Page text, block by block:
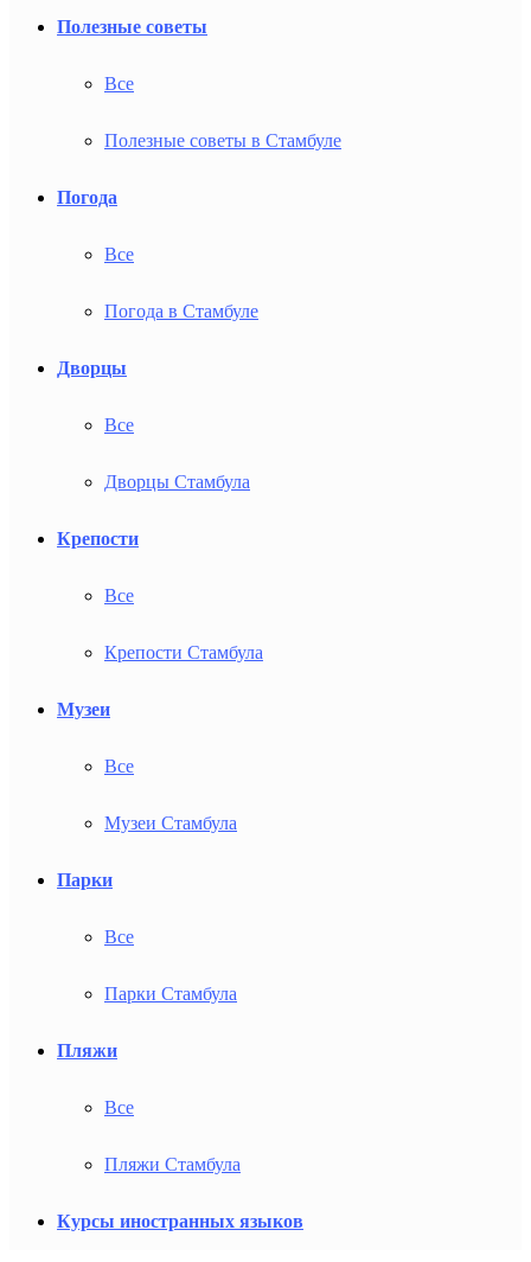
Полезные советы
Все
Полезные советы в Стамбуле
Погода
Все
Погода в Стамбуле
Дворцы
Все
Дворцы Стамбула
Крепости
Все
Крепости Стамбула
Музеи
Все
Музеи Стамбула
Парки
Все
Парки Стамбула
Пляжи
Все
Пляжи Стамбула
Курсы иностранных языков